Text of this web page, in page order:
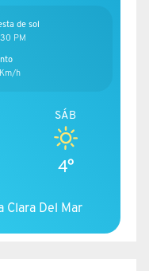
de sol
PM
h
SÁB
4°
Clara Del Mar